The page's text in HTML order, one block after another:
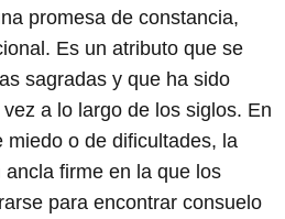
promesa de constancia,
Es un atributo que se
sagradas y que ha sido
a lo largo de los siglos. En
miedo o de dificultades, la
firme en la que los
para encontrar consuelo